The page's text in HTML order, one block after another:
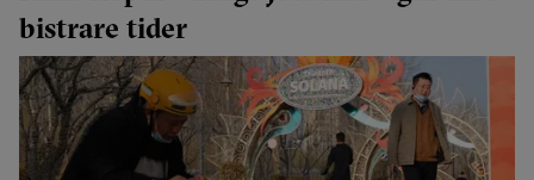
bistrare tider